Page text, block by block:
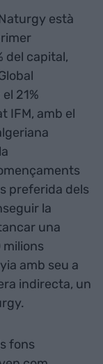
està
del capital,
21%
IFM, amb el
preferida dels
la
una
milions
amb seu a
indirecta, un
fons